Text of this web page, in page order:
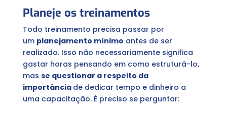
Planeje os treinamentos
Todo treinamento precisa passar por
um planejamento mínimo antes de ser
realizado. Isso não necessariamente significa
gastar horas pensando em como estruturá-lo,
mas se questionar a respeito da
importância de dedicar tempo e dinheiro a
uma capacitação. É preciso se perguntar: